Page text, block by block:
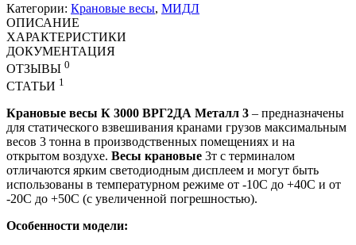
Категории: Крановые весы, МИДЛ
ОПИСАНИЕ
ХАРАКТЕРИСТИКИ
ДОКУМЕНТАЦИЯ
ОТЗЫВЫ 0
СТАТЬИ 1
Крановые весы К 3000 ВРГ2ДА Металл 3 – предназначены
для статического взвешивания кранами грузов максимальным
весов 3 тонна в производственных помещениях и на
открытом воздухе. Весы крановые 3т с терминалом
отличаются ярким светодиодным дисплеем и могут быть
использованы в температурном режиме от -10С до +40С и от
-20С до +50С (с увеличенной погрешностью).
Особенности модели: